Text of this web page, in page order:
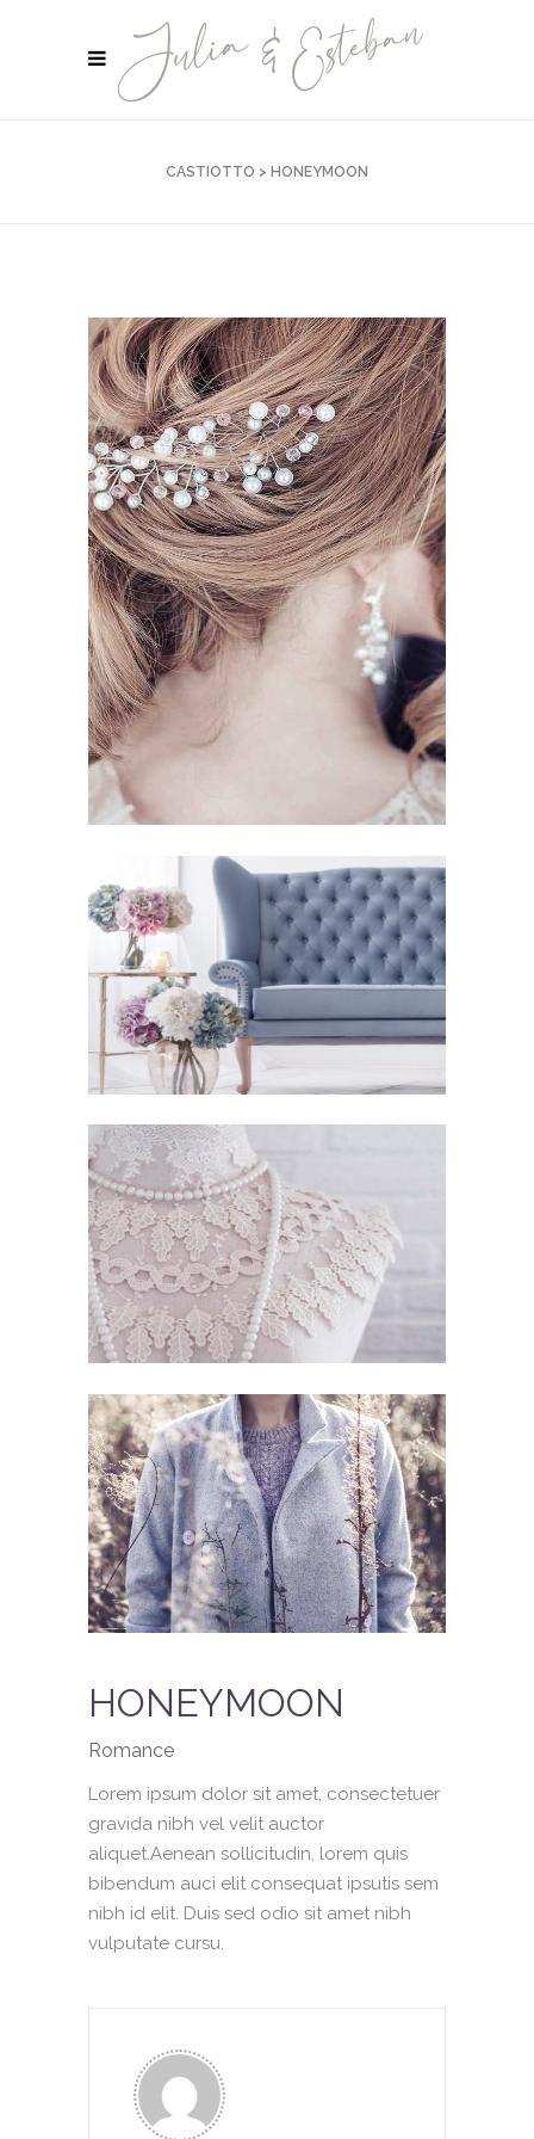
CASTIOTTO > HONEYMOON
HONEYMOON
Romance
Lorem ipsum dolor sit amet, consectetuer
gravida nibh vel velit auctor
aliquet.Aenean sollicitudin, lorem quis
bibendum auci elit consequat ipsutis sem
nibh id elit. Duis sed odio sit amet nibh
vulputate cursu.